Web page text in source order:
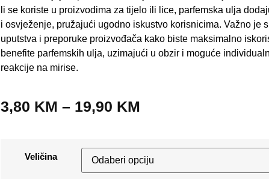
li se koriste u proizvodima za tijelo ili lice, parfemska ulja
i osvježenje, pružajući ugodno iskustvo korisnicima. Važno je
uputstva i preporuke proizvođača kako biste maksimalno
benefite parfemskih ulja, uzimajući u obzir i moguće
reakcije na mirise.
3,80 KM – 19,90 KM
Veličina